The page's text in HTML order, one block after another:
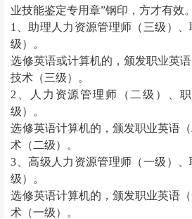
业技能鉴定专用章”钢印，方才有效。
1、助理 人力资源管理师 （三级）
级）。
选修英语或计算机的，颁发职业英
技术（三级）。
2、
人力资源管理师 （二级）、
级）。
选修英语计算机的，颁发职业英语
术（二级）。
3、高级 人力资源管理师 （一级）
级）。
选修英语计算机的，颁发职业英语
术（一级）。